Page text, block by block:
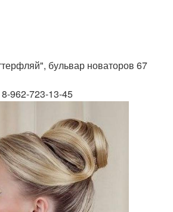
бульвар новаторов 67
962-723-13-45